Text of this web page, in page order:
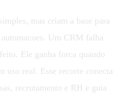
mas criam a base para
Um CRM falha
Ele ganha forca quando
uso real. Esse recorte conecta
recrutamento e RH e guia